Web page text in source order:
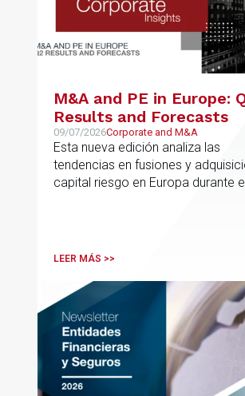
M&A and PE in Europe:
Results and Forecasts
09/07/2026Corporate and M&A
Esta nueva edición analiza las
tendencias en fusiones y
capital riesgo en Europa durante el
LEER MÁS >>